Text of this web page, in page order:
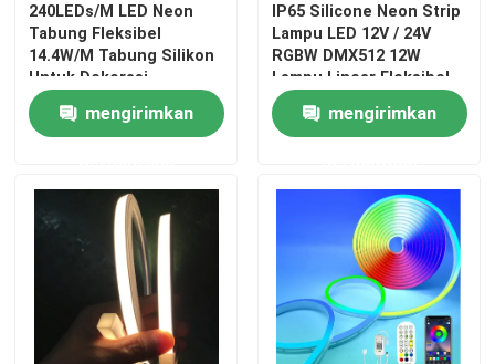
240LEDs/M LED Neon
Tabung Fleksibel
14.4W/M Tabung Silikon
Untuk Dekorasi
mengirimkan
IP65 Silicone Neon Strip
Lampu LED 12V / 24V
RGBW DMX512 12W
Lampu Linear Fleksibel
mengirimkan